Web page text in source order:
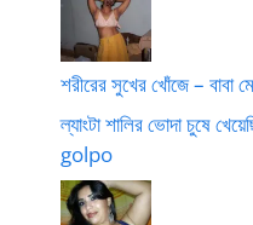
শরীরের সুখের খোঁজে – বাবা
ল্যাংটা শালির ভোদা চুষে
golpo